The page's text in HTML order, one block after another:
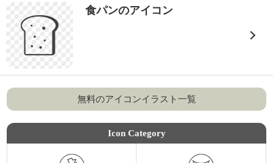
食パンのアイコン
無料のアイコンイラスト一覧
Icon Category